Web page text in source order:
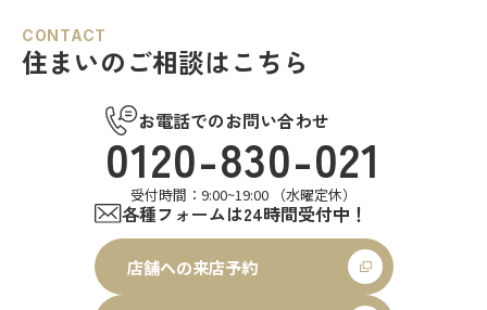
CONTACT
住まいのご相談はこちら
お電話でのお問い合わせ
0120-830-021
受付時間：9:00~19:00 （水曜定休）
各種フォームは24時間受付中！
店舗への来店予約